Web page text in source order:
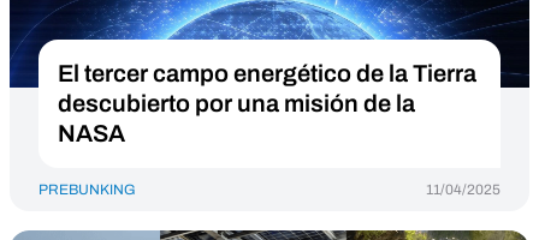
El tercer campo energético de la Tierra
descubierto por una misión de la
NASA
PREBUNKING 11/04/2025